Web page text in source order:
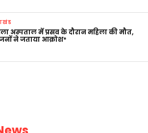
अस्पताल में प्रसव के दौरान महिला की मौत,
ने जताया आक्रोश*